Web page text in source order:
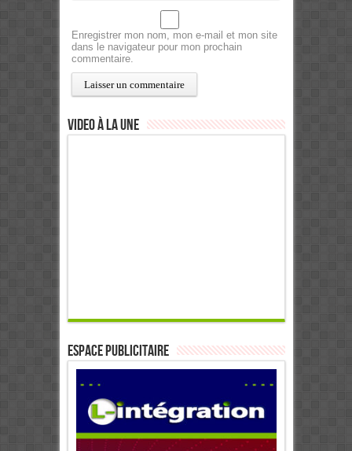
Enregistrer mon nom, mon e-mail et mon site
dans le navigateur pour mon prochain
commentaire.
Video à la Une
ESPACE PUBLICITAIRE